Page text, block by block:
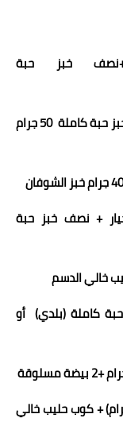
نصف خبز حبة
حبة كاملة50جرام
+ نصف خبز حبة
كاملة (بلدي) أو
2بيضة مسلوقة
+ كوب حليب خالي